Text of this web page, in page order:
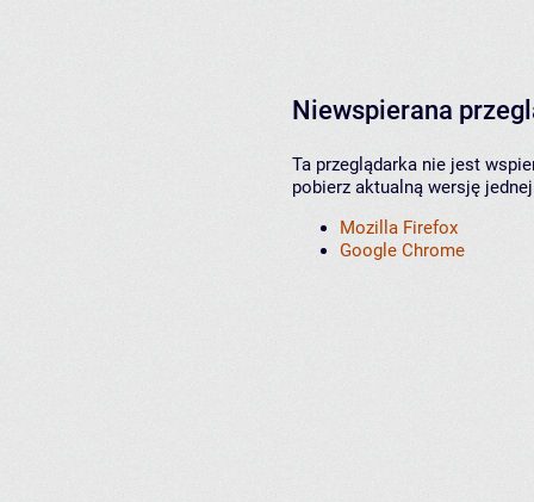
Niewspierana
Ta przeglądarka nie jest
pobierz aktualną wersję
Mozilla Firefox
Google Chrome